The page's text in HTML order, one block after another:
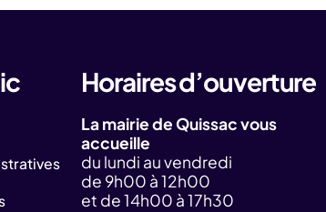
Horaires d’ouverture
La mairie de Quissac vous
accueille
du lundi au vendredi
de 9h00 à 12h00
et de 14h00 à 17h30